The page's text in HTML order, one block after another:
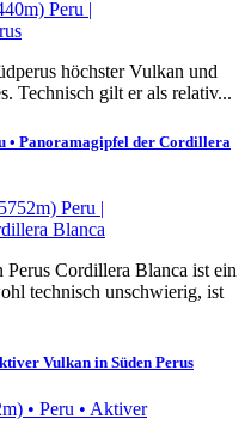
höchster Vulkan und
Technisch gilt er als relativ...
• Panoramagipfel der Cordillera
Perus Cordillera Blanca ist ein
technisch unschwierig, ist
Vulkan in Süden Perus